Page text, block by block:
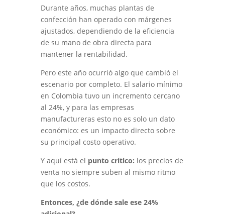
Durante años, muchas plantas de
confección han operado con márgenes
ajustados, dependiendo de la eficiencia
de su mano de obra directa para
mantener la rentabilidad.
Pero este año ocurrió algo que cambió el
escenario por completo. El salario mínimo
en Colombia tuvo un incremento cercano
al 24%, y para las empresas
manufactureras esto no es solo un dato
económico: es un impacto directo sobre
su principal costo operativo.
Y aquí está el punto crítico: los precios de
venta no siempre suben al mismo ritmo
que los costos.
Entonces, ¿de dónde sale ese 24%